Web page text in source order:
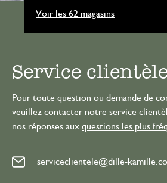
Voir les 62 magasins
Service
Pour toute question ou demande de
veuillez contacter notre service
nos réponses aux questions les plus
serviceclientele@dille-